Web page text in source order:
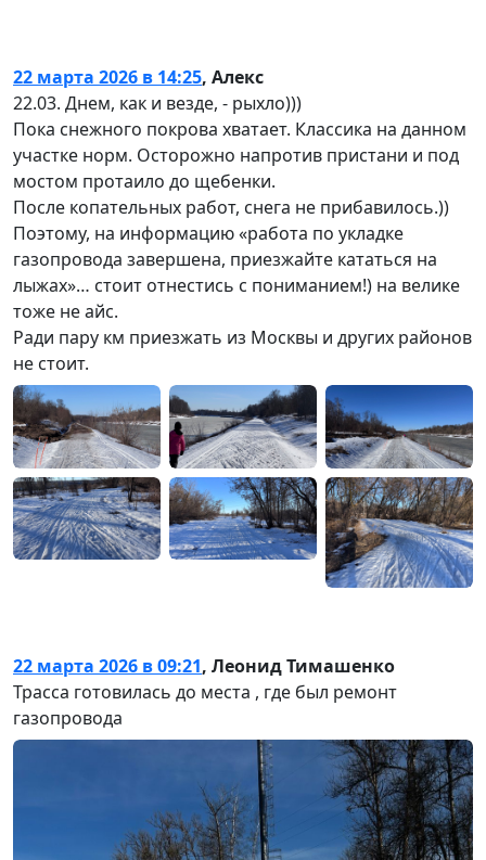
22 марта 2026 в 14:25, Алекс
22.03. Днем, как и везде, - рыхло)))
Пока снежного покрова хватает. Классика на данном
участке норм. Осторожно напротив пристани и под
мостом протаило до щебенки.
После копательных работ, снега не прибавилось.))
Поэтому, на информацию «работа по укладке
газопровода завершена, приезжайте кататься на
лыжах»… стоит отнестись с пониманием!) на велике
тоже не айс.
Ради пару км приезжать из Москвы и других районов
не стоит.
22 марта 2026 в 09:21, Леонид Тимашенко
Трасса готовилась до места , где был ремонт
газопровода